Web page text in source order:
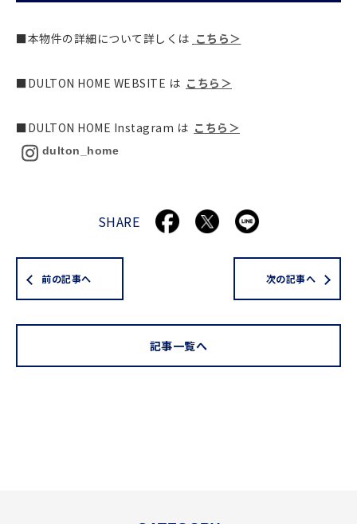
■本物件の詳細について詳しくは こちら＞
■DULTON HOME WEBSITE は こちら＞
■DULTON HOME Instagram は こちら＞
dulton_home
SHARE
前の記事へ
記事一覧へ
次の記事へ